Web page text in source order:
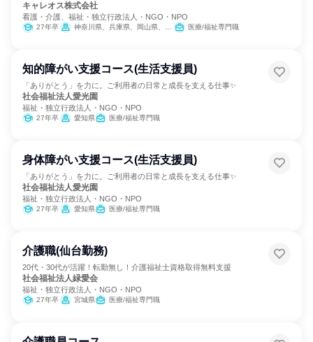
キャレオス株式会社
看護・介護、福祉・独立行政法人・NGO・NPO
27年卒 神奈川県、兵庫県、岡山県、広島県、愛媛県 医療/福祉専門職
知的障がい支援コース(生活支援員)
「ありがとう」を力に。ご利用者の日常と成長を支える仕事✨
社会福祉法人愛光園
福祉・独立行政法人・NGO・NPO
27年卒 愛知県 医療/福祉専門職
身体障がい支援コース(生活支援員)
「ありがとう」を力に。ご利用者の日常と成長を支える仕事✨
社会福祉法人愛光園
福祉・独立行政法人・NGO・NPO
27年卒 愛知県 医療/福祉専門職
介護職(仙台勤務)
20代・30代が活躍！転勤無し！介護福祉士資格取得無料支援
社会福祉法人緑愛会
福祉・独立行政法人・NGO・NPO
27年卒 宮城県 医療/福祉専門職